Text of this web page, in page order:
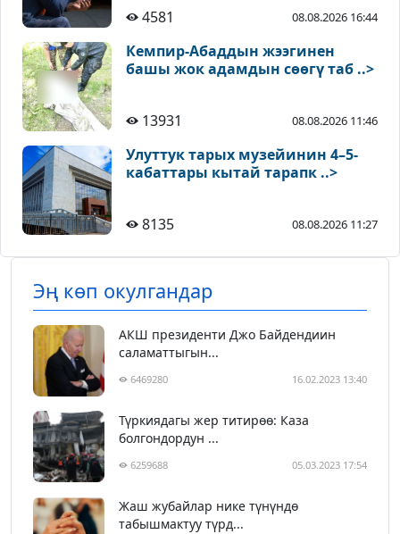
4581 08.08.2026 16:44
Кемпир-Абаддын жээгинен
башы жок адамдын сөөгү таб ..>
13931 08.08.2026 11:46
Улуттук тарых музейинин 4–5-
кабаттары кытай тарапк ..>
8135 08.08.2026 11:27
Эң көп окулгандар
АКШ президенти Джо Байдендиин
саламаттыгын...
6469280 16.02.2023 13:40
Түркиядагы жер титирөө: Каза
болгондордун ...
6259688 05.03.2023 17:54
Жаш жубайлар нике түнүндө
табышмактуу түрд...